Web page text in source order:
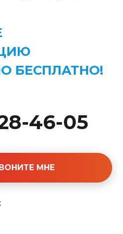
БЕСПЛАТНО!
46-05
МНЕ